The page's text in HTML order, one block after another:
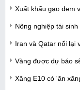
Xuất khẩu gạo đem
Nông nghiệp tái
Iran và Qatar nối lại
Vàng được dự báo
Xăng E10 có 'ăn